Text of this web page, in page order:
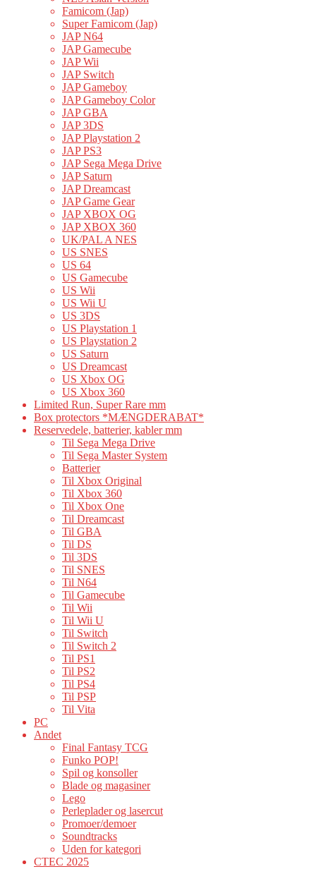
Famicom (Jap)
Super Famicom (Jap)
JAP N64
JAP Gamecube
JAP Wii
JAP Switch
JAP Gameboy
JAP Gameboy Color
JAP GBA
JAP 3DS
JAP Playstation 2
JAP PS3
JAP Sega Mega Drive
JAP Saturn
JAP Dreamcast
JAP Game Gear
JAP XBOX OG
JAP XBOX 360
UK/PAL A NES
US SNES
US 64
US Gamecube
US Wii
US Wii U
US 3DS
US Playstation 1
US Playstation 2
US Saturn
US Dreamcast
US Xbox OG
US Xbox 360
Limited Run, Super Rare mm
Box protectors *MÆNGDERABAT*
Reservedele, batterier, kabler mm
Til Sega Mega Drive
Til Sega Master System
Batterier
Til Xbox Original
Til Xbox 360
Til Xbox One
Til Dreamcast
Til GBA
Til DS
Til 3DS
Til SNES
Til N64
Til Gamecube
Til Wii
Til Wii U
Til Switch
Til Switch 2
Til PS1
Til PS2
Til PS4
Til PSP
Til Vita
PC
Andet
Final Fantasy TCG
Funko POP!
Spil og konsoller
Blade og magasiner
Lego
Perleplader og lasercut
Promoer/demoer
Soundtracks
Uden for kategori
CTEC 2025